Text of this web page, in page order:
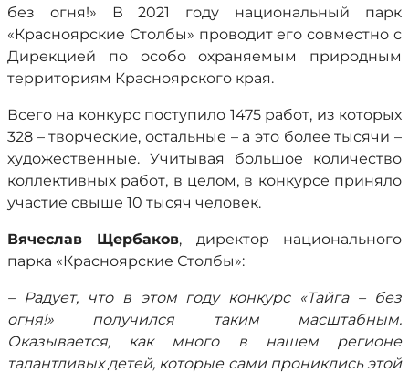
без огня!» В 2021 году национальный парк
«Красноярские Столбы» проводит его совместно с
Дирекцией по особо охраняемым природным
территориям Красноярского края.
Всего на конкурс поступило 1475 работ, из которых
328 – творческие, остальные – а это более тысячи –
художественные. Учитывая большое количество
коллективных работ, в целом, в конкурсе приняло
участие свыше 10 тысяч человек.
Вячеслав Щербаков, директор национального
парка «Красноярские Столбы»:
– Радует, что в этом году конкурс «Тайга – без
огня!» получился таким масштабным.
Оказывается, как много в нашем регионе
талантливых детей, которые сами прониклись этой